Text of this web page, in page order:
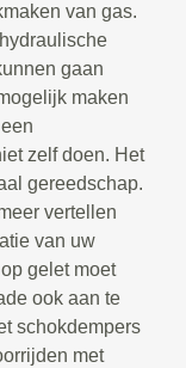
van gas.
gaan
maken
zelf doen. Het
gereedschap.
vertellen
van uw
gelet moet
ook aan te
schokdempers
met